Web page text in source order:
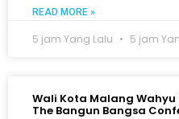
READ MORE »
5 jam Yang Lalu 5 jam
Wali Kota Malang
The Bangun Bangsa